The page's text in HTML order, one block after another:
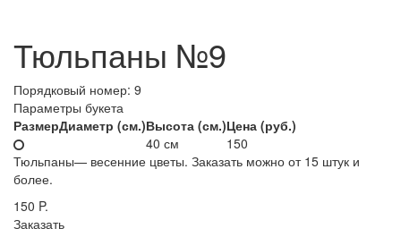
Тюльпаны №9
Порядковый номер: 9
Параметры букета
РазмерДиаметр (см.)Высота (см.)Цена (руб.)
40 см
150
Тюльпаны— весенние цветы. Заказать можно от 15 штук и
более.
150 P.
Заказать